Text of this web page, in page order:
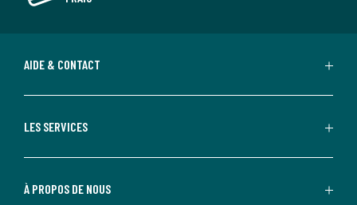
AIDE & CONTACT
LES SERVICES
À PROPOS DE NOUS